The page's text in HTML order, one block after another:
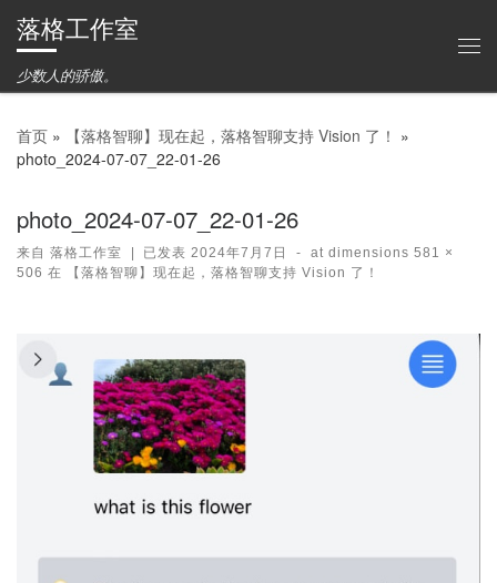
Skip to content
落格工作室
少数人的骄傲。
首页 » 【落格智聊】现在起，落格智聊支持 Vision 了！ »
photo_2024-07-07_22-01-26
photo_2024-07-07_22-01-26
来自 落格工作室 已发表2024年7月7日 - at dimensions 581 ×
506 在 【落格智聊】现在起，落格智聊支持 Vision 了！